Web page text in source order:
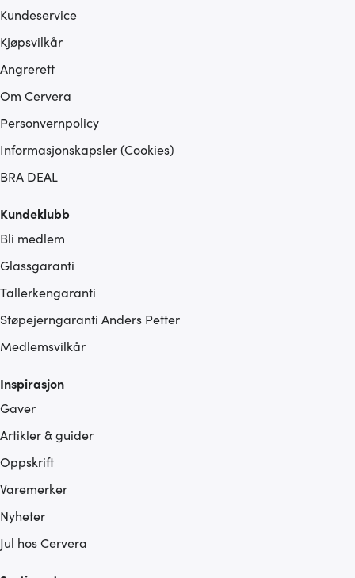
Kundeservice
Kjøpsvilkår
Angrerett
Om Cervera
Personvernpolicy
Informasjonskapsler (Cookies)
BRA DEAL
Kundeklubb
Bli medlem
Glassgaranti
Tallerkengaranti
Støpejerngaranti Anders Petter
Medlemsvilkår
Inspirasjon
Gaver
Artikler & guider
Oppskrift
Varemerker
Nyheter
Jul hos Cervera